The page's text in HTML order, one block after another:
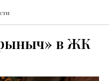
в ЖК